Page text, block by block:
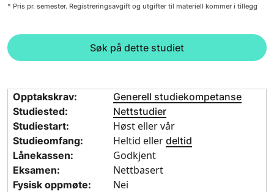
* Pris pr. semester. Registreringsavgift og utgifter til materiell kommer i tillegg
Søk på dette studiet
Opptakskrav:
Generell studiekompetanse
Studiested:
Nettstudier
Studiestart:
Høst eller vår
Studieomfang: Heltid eller deltid
Lånekassen:
Godkjent
Eksamen: Nettbasert
Fysisk oppmøte: Nei